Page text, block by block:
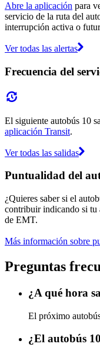
Abre la aplicación para
servicio de la ruta del
interrupción activa o
Ver todas las alertas
Frecuencia del
El siguiente autobús 10
aplicación Transit.
Ver todas las salidas
Puntualidad del
¿Quieres saber si el
contribuir indicando si tu
de EMT.
Más información sobre
Preguntas
¿A qué hora
El próximo
¿El autobús